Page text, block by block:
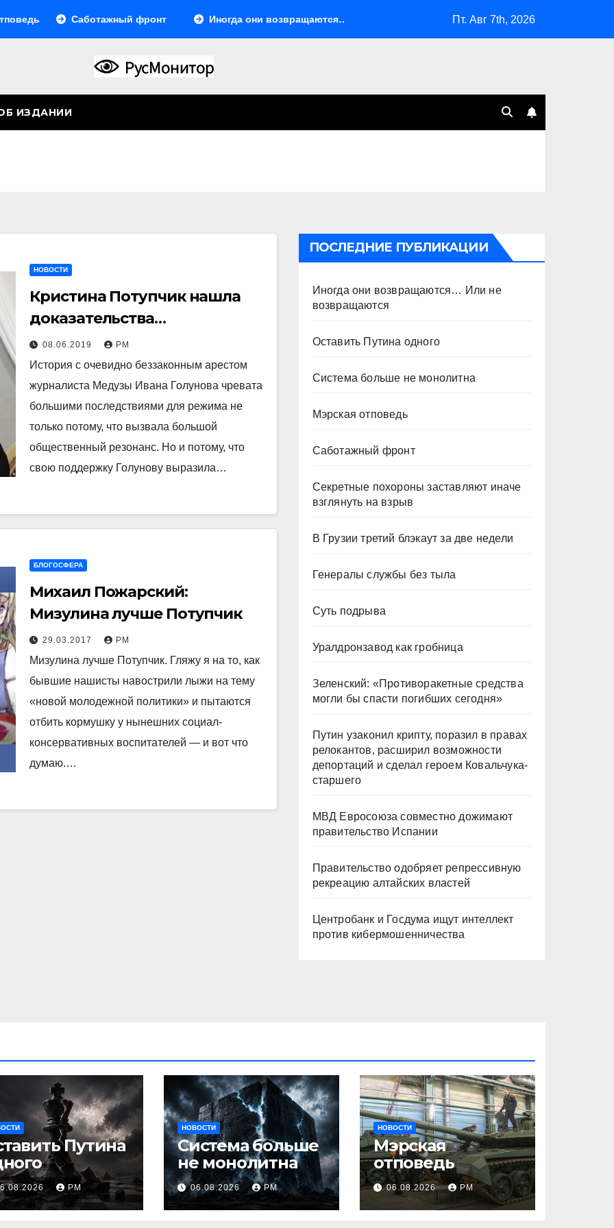
Саботажный фронт Иногда они возвращаются… Или не возвращаются Оставить Путина одного
Пт. Авг 7th, 2026
ИЗДАНИИ
НОВОСТИ
Кристина Потупчик нашла
доказательства
невиновности Голунова
08.06.2019 РМ
История с очевидно беззаконным арестом
журналиста Медузы Ивана Голунова чревата
большими последствиями для режима не
только потому, что вызвала большой
общественный резонанс. Но и потому, что
свою поддержку Голунову выразила…
БЛОГОСФЕРА
Михаил Пожарский:
Мизулина лучше Потупчик
29.03.2017 РМ
Мизулина лучше Потупчик. Гляжу я на то, как
бывшие нашисты навострили лыжи на тему
«новой молодежной политики» и пытаются
отбить кормушку у нынешних социал-
консервативных воспитателей — и вот что
думаю.…
ПОСЛЕДНИЕ ПУБЛИКАЦИИ
Иногда они возвращаются… Или не
возвращаются
Оставить Путина одного
Система больше не монолитна
Мэрская отповедь
Саботажный фронт
Секретные похороны заставляют иначе
взглянуть на взрыв
В Грузии третий блэкаут за две недели
Генералы службы без тыла
Суть подрыва
Уралдронзавод как гробница
Зеленский: «Противоракетные средства
могли бы спасти погибших сегодня»
Путин узаконил крипту, поразил в правах
релокантов, расширил возможности
депортаций и сделал героем Ковальчука-
старшего
МВД Евросоюза совместно дожимают
правительство Испании
Правительство одобряет репрессивную
рекреацию алтайских властей
Центробанк и Госдума ищут интеллект
против кибермошенничества
Путина
РМ
НОВОСТИ
Система больше
не монолитна
06.08.2026 РМ
НОВОСТИ
Мэрская
отповедь
06.08.2026 РМ